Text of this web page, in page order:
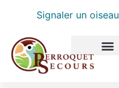
Signaler un oiseau